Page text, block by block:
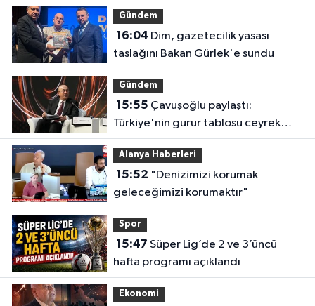
Gündem
16:04
taslağını Bakan Gürlek'e sundu
Gündem
15:55
Türkiye'nin gurur tablosu ceyrek
asra sığdı
Alanya Haberleri
15:52
geleceğimizi korumaktır"
Spor
15:47
hafta programı açıklandı
Ekonomi